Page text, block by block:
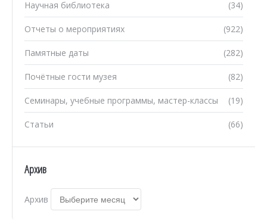
(34)
Научная библиотека
(922)
Отчеты о мероприятиях
(282)
Памятные даты
(82)
Почётные гости музея
(19)
Семинары, учебные программы, мастер-классы
(66)
Статьи
Архив
Архив